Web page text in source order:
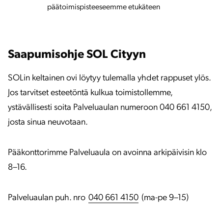
päätoimispisteeseemme etukäteen
Saapumisohje SOL Cityyn
SOLin keltainen ovi löytyy tulemalla yhdet rappuset ylös.
Jos tarvitset esteetöntä kulkua toimistollemme,
ystävällisesti soita Palveluaulan numeroon 040 661 4150,
josta sinua neuvotaan.
Pääkonttorimme Palveluaula on avoinna arkipäivisin klo
8–16.
Palveluaulan puh. nro 040 661 4150 (ma-pe 9–15)